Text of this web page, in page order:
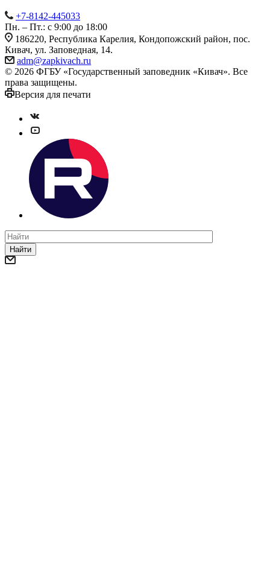
+7-8142-445033
Пн. – Пт.: с 9:00 до 18:00
186220, Республика Карелия, Кондопожский район, пос.
Кивач, ул. Заповедная, 14.
adm@zapkivach.ru
© 2026 ФГБУ «Государственный заповедник «Кивач». Все
права защищены.
Версия для печати
Найти